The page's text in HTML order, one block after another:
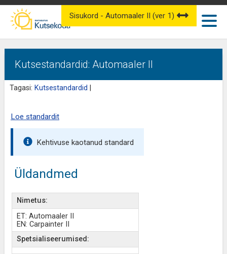
Kutsestandardid: Automaaler II
Tagasi: Kutsestandardid
Sisukord - Automaaler II (ver 1)
Loe standardit
Kehtivuse kaotanud standard
Üldandmed
Nimetus:
ET: Automaaler II
EN: Carpainter II
Spetsialiseerumised: